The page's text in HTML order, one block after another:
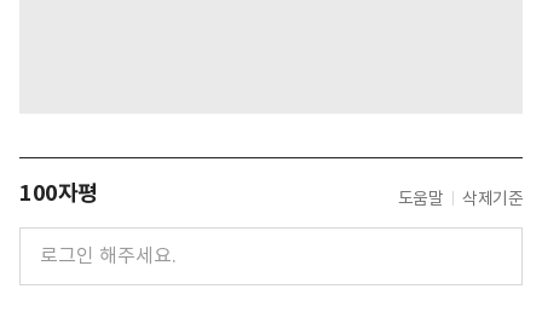
100자평 도움말 삭제기준